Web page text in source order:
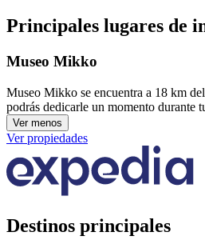
Principales lugares de
Museo Mikko
Museo Mikko se encuentra a 18 km
podrás dedicarle un momento durante
Ver menos
Ver propiedades
Destinos principales